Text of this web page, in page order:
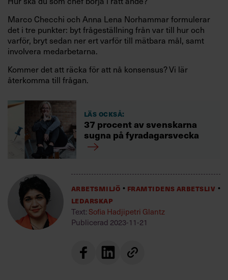
Marco Checchi och Anna Lena Norhammar formulerar
det i tre punkter: byt frågeställning från var till hur och
varför, bryt sedan ner ert varför till mätbara mål, samt
involvera medarbetarna.
Kommer det att räcka för att nå konsensus? Vi lär
återkomma till frågan.
Läs också:
37 procent av svenskarna
sugna på fyradagarsvecka
Arbetsmiljö
Framtidens arbetsliv
Ledarskap
Text:Sofia Hadjipetri Glantz
Publicerad 2023-11-21